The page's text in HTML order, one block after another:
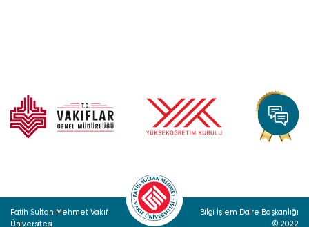
Fatih Sultan Mehmet Vakıf
Üniversitesi
Bilgi İşlem Daire Başkanlığı
© 2022